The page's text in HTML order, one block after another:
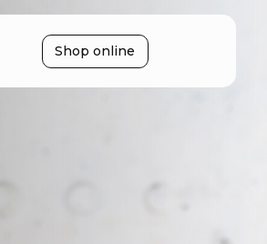
Shop online